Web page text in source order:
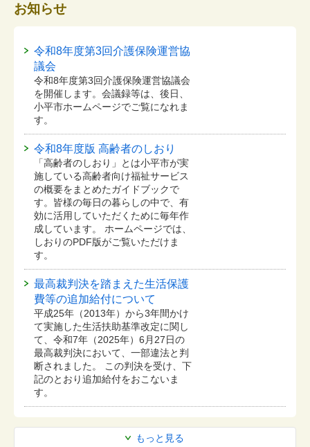
お知らせ
もっと見る
令和8年度第3回介護保険運営協
議会
令和8年度第3回介護保険運営協議会
を開催します。会議録等は、後日、
小平市ホームページでご覧になれま
す。
令和8年度版 高齢者のしおり
「高齢者のしおり」とは小平市が実
施している高齢者向け福祉サービス
の概要をまとめたガイドブックで
す。皆様の毎日の暮らしの中で、有
効に活用していただくために毎年作
成しています。 ホームページでは、
しおりのPDF版がご覧いただけま
す。
最高裁判決を踏まえた生活保護
費等の追加給付について
平成25年（2013年）から3年間かけ
て実施した生活扶助基準改定に関し
て、令和7年（2025年）6月27日の
最高裁判決において、一部違法と判
断されました。 この判決を受け、下
記のとおり追加給付をおこないま
す。